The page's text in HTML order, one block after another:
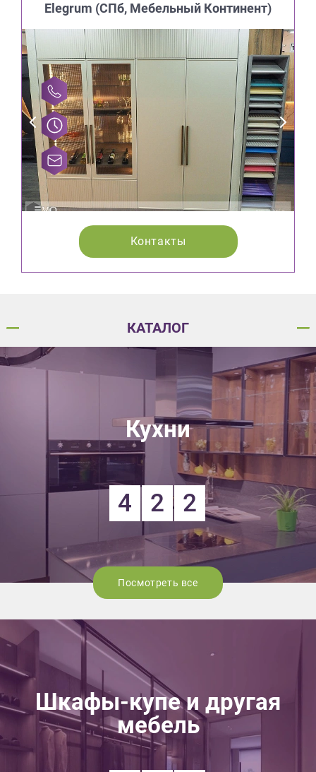
Elegrum (CПб, Мебельный Континент)
Контакты
КАТАЛОГ
Кухни
4 2 2
Посмотреть все
Шкафы-купе и другая
мебель